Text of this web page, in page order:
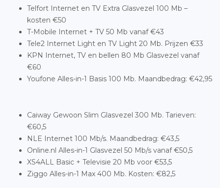
Telfort Internet en TV Extra Glasvezel 100 Mb –
kosten €50
T-Mobile Internet + TV 50 Mb vanaf €43
Tele2 Internet Light en TV Light 20 Mb. Prijzen €33
KPN Internet, TV en bellen 80 Mb Glasvezel vanaf
€60
Youfone Alles-in-1 Basis 100 Mb. Maandbedrag: €42,95
Caiway Gewoon Slim Glasvezel 300 Mb. Tarieven:
€60,5
NLE Internet 100 Mb/s. Maandbedrag: €43,5
Online.nl Alles-in-1 Glasvezel 50 Mb/s vanaf €50,5
XS4ALL Basic + Televisie 20 Mb voor €53,5
Ziggo Alles-in-1 Max 400 Mb. Kosten: €82,5